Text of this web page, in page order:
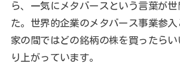
ら、一気にメタバースという言葉が
た。世界的企業のメタバース事業参
家の間ではどの銘柄の株を買ったら
り上がっています。